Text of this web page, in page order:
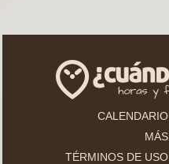
CALENDARIO
MÁS
TÉRMINOS DE USO